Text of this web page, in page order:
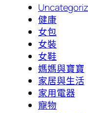
健康
女包
女裝
女鞋
媽媽與寶寶
家居與生活
家用電器
寵物